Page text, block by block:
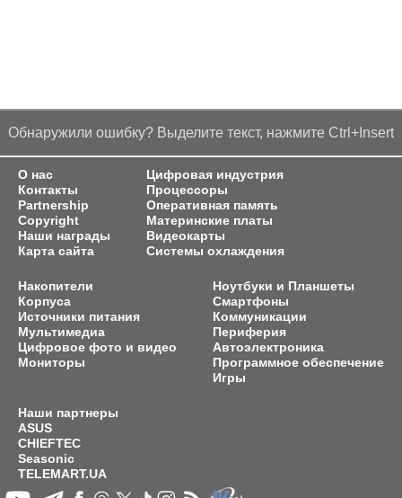
Обнаружили ошибку? Выделите текст, нажмите Ctrl+Insert
О нас
Контакты
Partnership
Copyright
Наши награды
Карта сайта
Цифровая индустрия
Процессоры
Оперативная память
Материнские платы
Видеокарты
Системы охлаждения
Накопители
Корпуса
Источники питания
Мультимедиа
Цифровое фото и видео
Мониторы
Ноутбуки и Планшеты
Смартфоны
Коммуникации
Периферия
Автоэлектроника
Программное обеспечение
Игры
Наши партнеры
ASUS
CHIEFTEC
Seasonic
TELEMART.UA